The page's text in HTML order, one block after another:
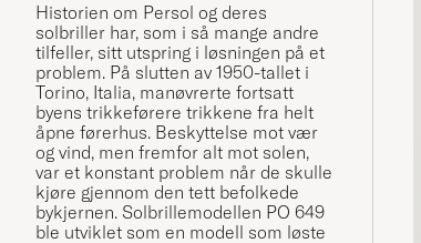
Historien om Persol og deres
solbriller har, som i så mange andre
tilfeller, sitt utspring i løsningen på et
problem. På slutten av 1950-tallet i
Torino, Italia, manøvrerte fortsatt
byens trikkeførere trikkene fra helt
åpne førerhus. Beskyttelse mot vær
og vind, men fremfor alt mot solen,
var et konstant problem når de skulle
kjøre gjennom den tett befolkede
bykjernen. Solbrillemodellen PO 649
ble utviklet som en modell som løste